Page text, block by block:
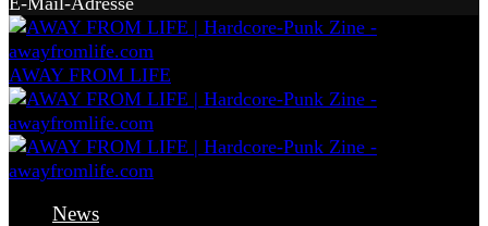
AWAY FROM LIFE
News